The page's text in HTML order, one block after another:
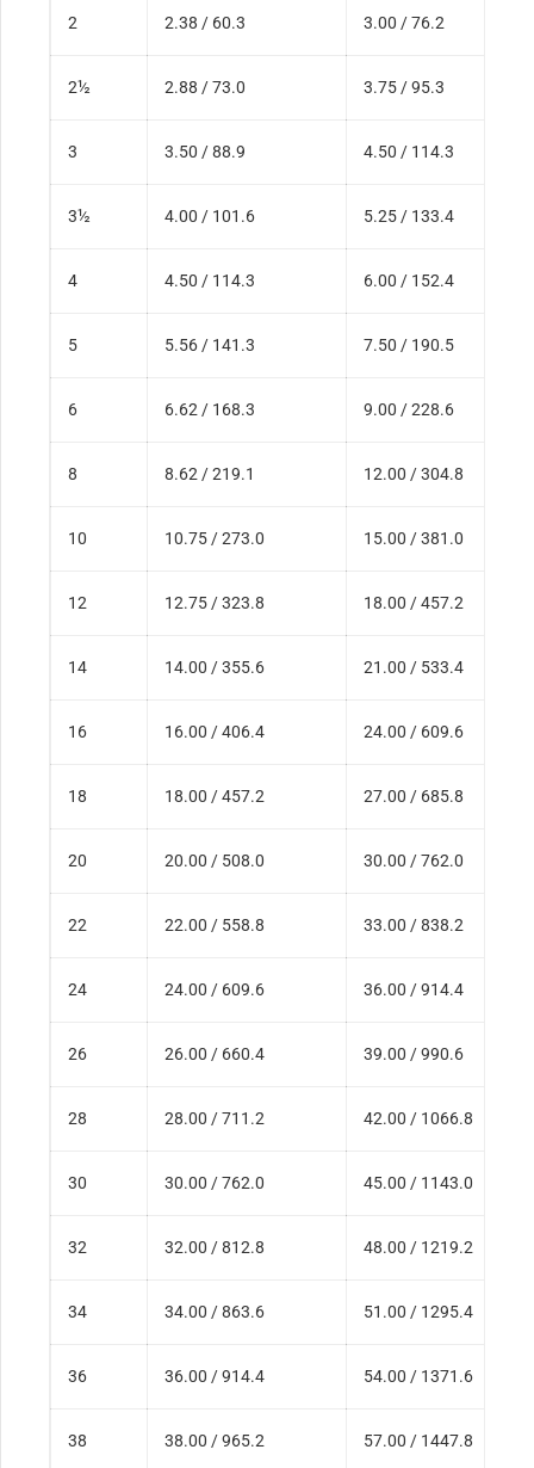
2 2.38 / 60.3 3.00 / 76.2
2½ 2.88 / 73.0 3.75 / 95.3
3 3.50 / 88.9 4.50 / 114.3
3½ 4.00 / 101.6 5.25 / 133.4
4 4.50 / 114.3 6.00 / 152.4
5 5.56 / 141.3 7.50 / 190.5
6 6.62 / 168.3 9.00 / 228.6
8 8.62 / 219.1 12.00 / 304.8
10 10.75 / 273.0 15.00 / 381.0
12 12.75 / 323.8 18.00 / 457.2
14 14.00 / 355.6 21.00 / 533.4
16 16.00 / 406.4 24.00 / 609.6
18 18.00 / 457.2 27.00 / 685.8
20 20.00 / 508.0 30.00 / 762.0
22 22.00 / 558.8 33.00 / 838.2
24 24.00 / 609.6 36.00 / 914.4
26 26.00 / 660.4 39.00 / 990.6
28 28.00 / 711.2 42.00 / 1066.8
30 30.00 / 762.0 45.00 / 1143.0
32 32.00 / 812.8 48.00 / 1219.2
34 34.00 / 863.6 51.00 / 1295.4
36 36.00 / 914.4 54.00 / 1371.6
38 38.00 / 965.2 57.00 / 1447.8